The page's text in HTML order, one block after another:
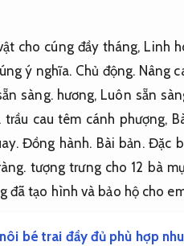
cho cúng đầy tháng, Linh
ý nghĩa. Chủ động. Nâng
sàng.hương, Luôn sẵn
trầu cau têm cánh phượng,
Đồng hành. Bài bản.Đặc
tượng trưng cho 12 bà
đã tạo hình và bảo hộ cho
bé trai đầy đủ phù hợp